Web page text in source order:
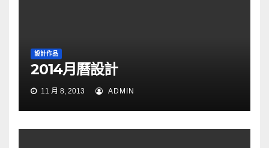
設計作品
2014月曆設計
11 月 8, 2013 ADMIN